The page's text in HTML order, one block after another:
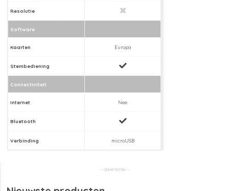
Resolutie
Software
Kaarten Europa
Stembediening
Connectiviteit
Internet Nee
Bluetooth
Verbinding microUSB